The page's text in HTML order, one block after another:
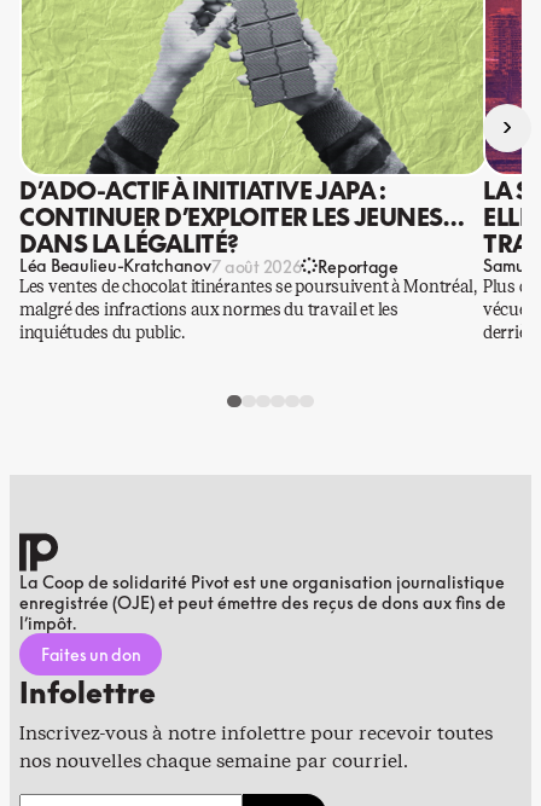
D’ADO-ACTIF À INITIATIVE JAPA :
CONTINUER D’EXPLOITER LES JEUNES…
DANS LA LÉGALITÉ?
Léa Beaulieu-Kratchanov7 août 2026 Reportage
Les ventes de chocolat itinérantes se poursuivent à Montréal,
malgré des infractions aux normes du travail et les
inquiétudes du public.
LA
Plus
vécues
›
La Coop de solidarité Pivot est une organisation journalistique
enregistrée (OJE) et peut émettre des reçus de dons aux fins de
l’impôt.
Faites un don
Infolettre
Inscrivez-vous à notre infolettre pour recevoir toutes
nos nouvelles chaque semaine par courriel.